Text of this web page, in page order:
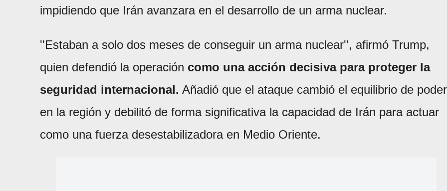
impidiendo que Irán avanzara en el desarrollo de un arma nuclear.
''Estaban a solo dos meses de conseguir un arma nuclear'', afirmó Trump,
quien defendió la operación como una acción decisiva para proteger la
seguridad internacional. Añadió que el ataque cambió el equilibrio de poder
en la región y debilitó de forma significativa la capacidad de Irán para actuar
como una fuerza desestabilizadora en Medio Oriente.